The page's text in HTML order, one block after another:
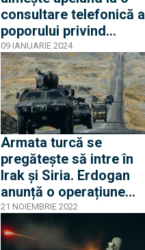
consultare telefonică a
poporului privind
renunțarea la prezența
forțelor coaliției
internaționale
09 IANUARIE 2024
Armata turcă se
pregătește să intre în
Irak și Siria. Erdogan
anunță o operațiune
terestră împotriva
kurzilor, fără acordul
Rusiei și SUA
21 NOIEMBRIE 2022